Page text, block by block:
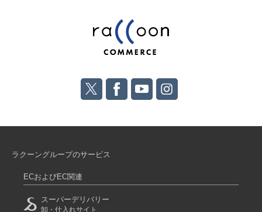
ラクーングループのサービス
ECおよびEC関連
スーパーデリバリー
卸・仕入れサイト